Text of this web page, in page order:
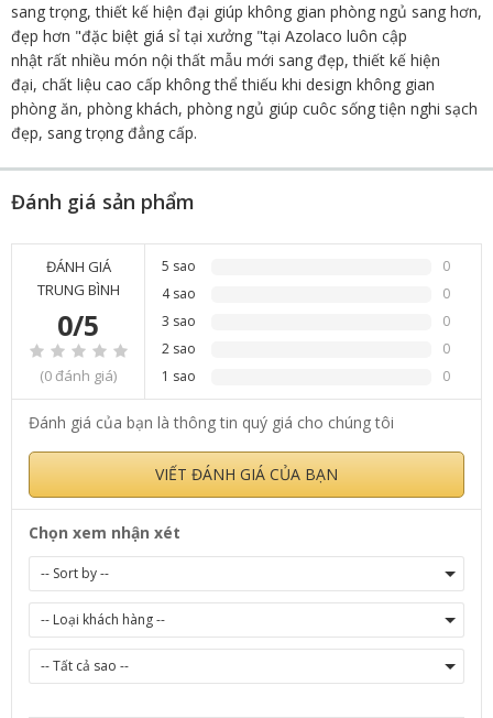
sang trọng, thiết kế hiện đại giúp không gian phòng ngủ sang hơn,
đẹp hơn "đặc biệt giá sỉ tại xưởng "tại Azolaco luôn cập
nhật rất nhiều món nội thất mẫu mới sang đẹp, thiết kế hiện
đại, chất liệu cao cấp không thể thiếu khi design không gian
phòng ăn, phòng khách, phòng ngủ giúp cuôc sống tiện nghi sạch
đẹp, sang trọng đẳng cấp.
Đánh giá sản phẩm
ĐÁNH GIÁ
TRUNG BÌNH
0/5
(0 đánh giá)
5 sao
0
4 sao
0
3 sao
0
2 sao
0
1 sao
0
Đánh giá của bạn là thông tin quý giá cho chúng tôi
VIẾT ĐÁNH GIÁ CỦA BẠN
Chọn xem nhận xét